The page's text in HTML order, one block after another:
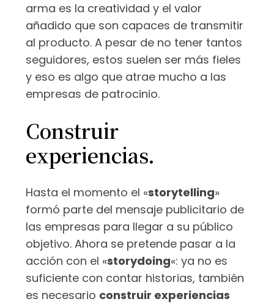
arma es la creatividad y el valor
añadido que son capaces de transmitir
al producto. A pesar de no tener tantos
seguidores, estos suelen ser más fieles
y eso es algo que atrae mucho a las
empresas de patrocinio.
Construir
experiencias.
Hasta el momento el «storytelling»
formó parte del mensaje publicitario de
las empresas para llegar a su público
objetivo. Ahora se pretende pasar a la
acción con el «storydoing«: ya no es
suficiente con contar historias, también
es necesario construir experiencias